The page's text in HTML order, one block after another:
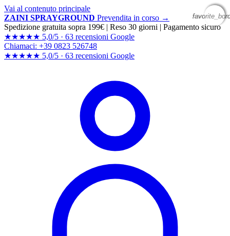
Vai al contenuto principale
ZAINI SPRAYGROUND Prevendita in corso →
Spedizione gratuita sopra 199€ | Reso 30 giorni | Pagamento sicuro
★★★★★ 5,0/5 · 63 recensioni Google
Chiamaci: +39 0823 526748
★★★★★ 5,0/5 · 63 recensioni Google